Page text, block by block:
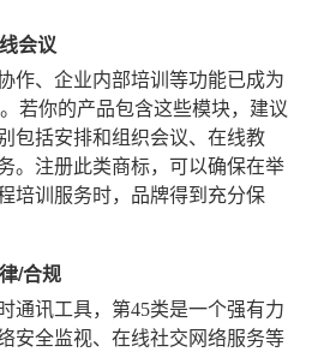
会议
作、企业内部培训等功能已成为
若你的产品包含这些模块，建议
包括安排和组织会议、在线教
。注册此类商标，可以确保在举
培训服务时，品牌得到充分保
/合规
通讯工具，第45类是一个强有力
安全监视、在线社交网络服务等